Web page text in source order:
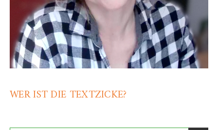
WER IST DIE TEXTZICKE?